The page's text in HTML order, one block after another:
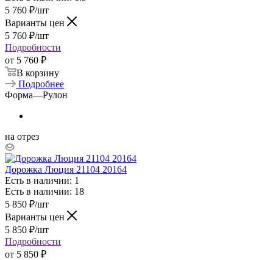
5 760 ₽/шт
Варианты цен
5 760 ₽/шт
Подробности
от 5 760 ₽
В корзину
Подробнее
Форма—Рулон
на отрез
Дорожка Люция 21104 20164
Есть в наличии: 1
Есть в наличии: 18
5 850 ₽/шт
Варианты цен
5 850 ₽/шт
Подробности
от 5 850 ₽